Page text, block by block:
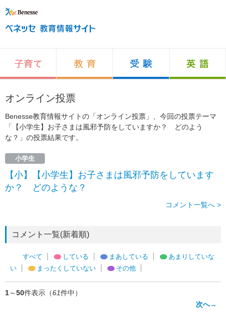
オンライン投票
Benesse教育情報サイトの「オンライン投票」、今回の投票テーマ
「【小学生】お子さまは風邪予防をしていますか？ どのよう
な？」の投票結果です。
小学生
【小】【小学生】お子さまは風邪予防をしています
か？ どのような？
コメント一覧へ >
コメント一覧(新着順)
すべて している まあしている
あまりしていな
い
まったくしていない その他
1～50件表示（61件中）
次へ→